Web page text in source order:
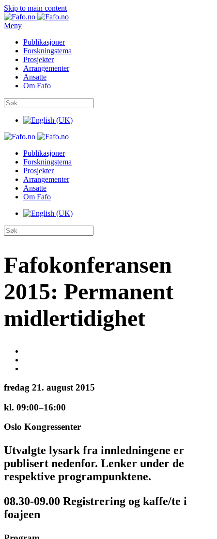
Skip to main content
Meny
Publikasjoner
Forskningstema
Prosjekter
Arrangementer
Ansatte
Om Fafo
Publikasjoner
Forskningstema
Prosjekter
Arrangementer
Ansatte
Om Fafo
Fafokonferansen
2015: Permanent
midlertidighet
fredag 21. august 2015
kl. 09:00–16:00
Oslo Kongressenter
Utvalgte lysark fra innledningene er
publisert nedenfor. Lenker under de
respektive programpunktene.
08.30-09.00 Registrering og kaffe/te i
foajeen